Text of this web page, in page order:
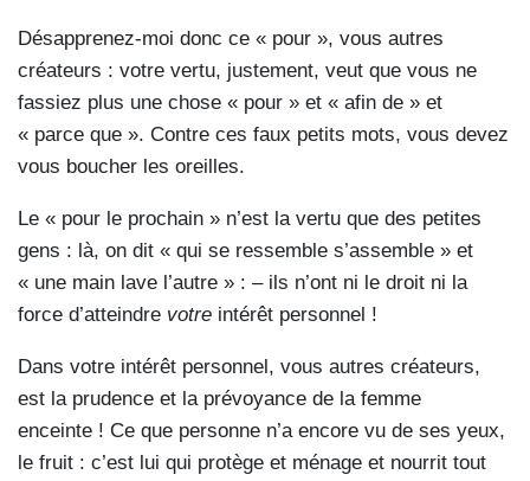
Désapprenez-moi donc ce « pour », vous autres
créateurs : votre vertu, justement, veut que vous ne
fassiez plus une chose « pour » et « afin de » et
« parce que ». Contre ces faux petits mots, vous devez
vous boucher les oreilles.
Le « pour le prochain » n’est la vertu que des petites
gens : là, on dit « qui se ressemble s’assemble » et
« une main lave l’autre » : – ils n’ont ni le droit ni la
force d’atteindre votre intérêt personnel !
Dans votre intérêt personnel, vous autres créateurs,
est la prudence et la prévoyance de la femme
enceinte ! Ce que personne n’a encore vu de ses yeux,
le fruit : c’est lui qui protège et ménage et nourrit tout